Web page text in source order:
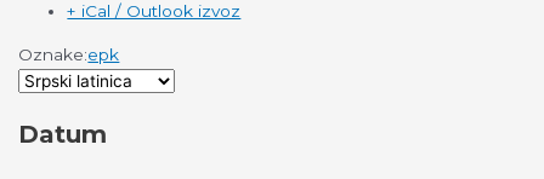
+ iCal / Outlook izvoz
Oznake:epk
Datum